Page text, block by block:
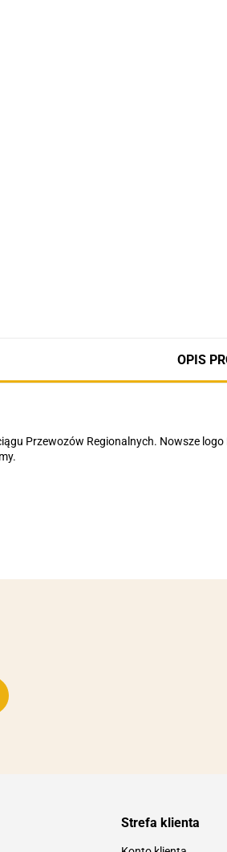
OPIS
Przewozów Regionalnych. Nowsze
Strefa klienta